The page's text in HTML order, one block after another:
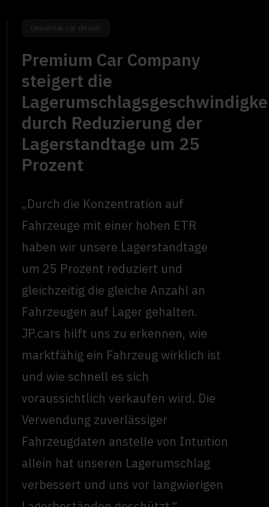
Universal car dealer
Premium Car Company
steigert die
durch Reduzierung der
Lagerstandtage um 25
Prozent
„Durch die Konzentration auf
Fahrzeuge mit einer hohen ETR
haben wir unsere Lagerstandtage
um 25 Prozent reduziert und
gleichzeitig die gleiche Anzahl an
Fahrzeugen auf Lager gehalten.
JP.cars hilft uns zu erkennen, wie
marktfähig ein Fahrzeug wirklich ist
und wie schnell es sich
voraussichtlich verkaufen wird. Die
Verwendung zuverlässiger
Fahrzeugdaten anstelle von Intuition
allein hat unseren Lagerumschlag
verbessert und uns vor langwierigen